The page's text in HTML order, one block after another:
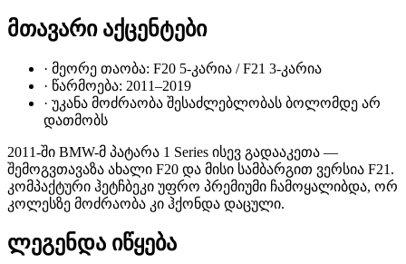
მთავარი აქცენტები
· მეორე თაობა: F20 5-კარია / F21 3-კარია
· წარმოება: 2011–2019
· უკანა მოძრაობა შესაძლებლობას ბოლომდე არ
დათმობს
2011-ში BMW-მ პატარა 1 Series ისევ გადააკეთა —
შემოგვთავაზა ახალი F20 და მისი სამბარგით ვერსია F21.
კომპაქტური ჰეტჩბეკი უფრო პრემიუმი ჩამოყალიბდა, ორ
კოლესზე მოძრაობა კი ჰქონდა დაცული.
ლეგენდა იწყება